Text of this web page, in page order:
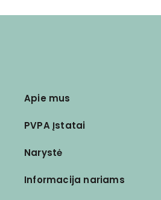
Apie mus
PVPA Įstatai
Narystė
Informacija nariams